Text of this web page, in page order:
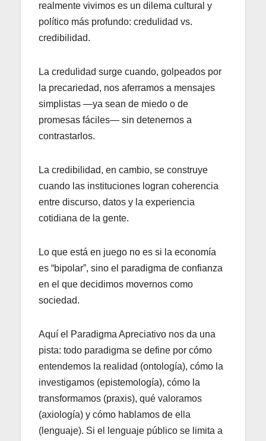
realmente vivimos es un dilema cultural y
político más profundo: credulidad vs.
credibilidad.
La credulidad surge cuando, golpeados por
la precariedad, nos aferramos a mensajes
simplistas —ya sean de miedo o de
promesas fáciles— sin detenernos a
contrastarlos.
La credibilidad, en cambio, se construye
cuando las instituciones logran coherencia
entre discurso, datos y la experiencia
cotidiana de la gente.
Lo que está en juego no es si la economía
es “bipolar”, sino el paradigma de confianza
en el que decidimos movernos como
sociedad.
Aquí el Paradigma Apreciativo nos da una
pista: todo paradigma se define por cómo
entendemos la realidad (ontología), cómo la
investigamos (epistemología), cómo la
transformamos (praxis), qué valoramos
(axiología) y cómo hablamos de ella
(lenguaje). Si el lenguaje público se limita a